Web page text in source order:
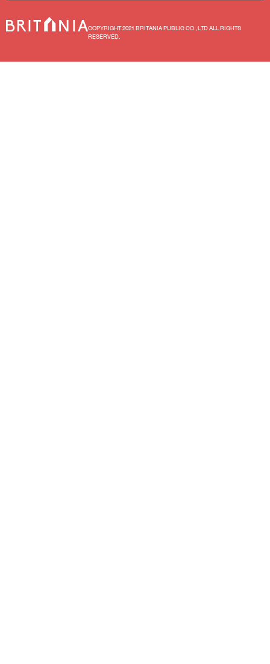
COPYRIGHT 2021 BRITANIA PUBLIC CO.,LTD ALL RIGHTS
RESERVED.